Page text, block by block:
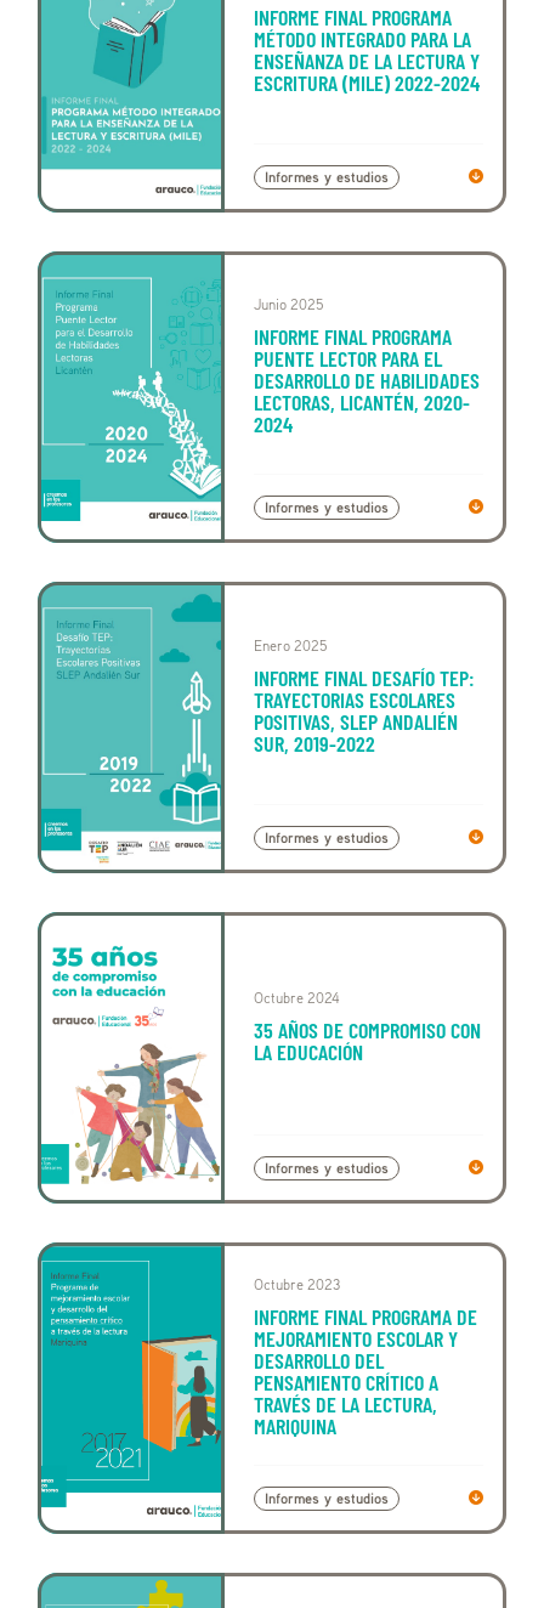
INFORME FINAL PROGRAMA
MÉTODO INTEGRADO PARA LA
ENSEÑANZA DE LA LECTURA Y
ESCRITURA (MILE) 2022-2024
Informes y estudios
Junio 2025
INFORME FINAL PROGRAMA
PUENTE LECTOR PARA EL
DESARROLLO DE HABILIDADES
LECTORAS, LICANTÉN, 2020-
2024
Informes y estudios
Enero 2025
INFORME FINAL DESAFÍO TEP:
TRAYECTORIAS ESCOLARES
POSITIVAS, SLEP ANDALIÉN
SUR, 2019-2022
Informes y estudios
Octubre 2024
35 AÑOS DE COMPROMISO CON
LA EDUCACIÓN
Informes y estudios
Octubre 2023
INFORME FINAL PROGRAMA DE
MEJORAMIENTO ESCOLAR Y
DESARROLLO DEL
PENSAMIENTO CRÍTICO A
TRAVÉS DE LA LECTURA,
MARIQUINA
Informes y estudios